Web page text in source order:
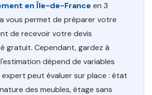
en Île-de-France en 3
vous permet de préparer votre
de recevoir votre devis
gratuit. Cependant, gardez à
dépend de variables
expert peut évaluer sur place : état
des meubles, étage sans